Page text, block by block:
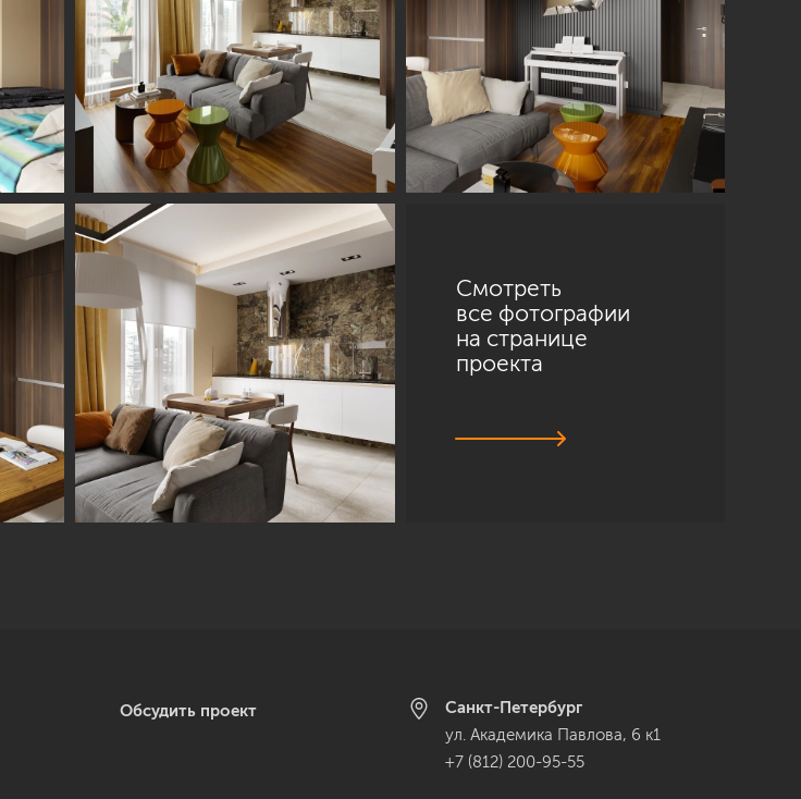
Смотреть
все фотографии
на странице
проекта
Обсудить проект
Санкт-Петербург
ул. Академика Павлова, 6 к1
+7 (812) 200-95-55